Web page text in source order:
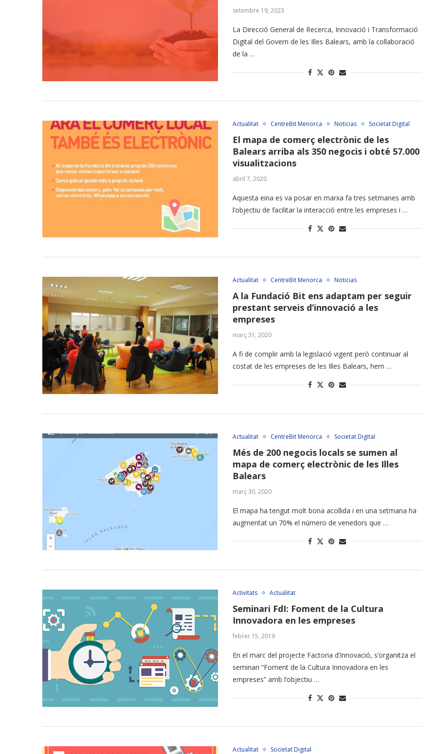
setembre 19, 2023
La Direcció General de Recerca, Innovació i Transformació
Digital del Govern de les Illes Balears, amb la col·laboració
de la …
Actualitat CentreBit Menorca Noticias Societat Digital
El mapa de comerç electrònic de les
Balears arriba als 350 negocis i obté 57.000
visualitzacions
abril 7, 2020
Aquesta eina es va posar en marxa fa tres setmanes amb
l’objectiu de facilitar la interacció entre les empreses i …
Actualitat CentreBit Menorca Noticias
A la Fundació Bit ens adaptam per seguir
prestant serveis d’innovació a les
empreses
març 31, 2020
A fi de complir amb la legislació vigent però continuar al
costat de les empreses de les Illes Balears, hem …
Actualitat CentreBit Menorca Societat Digital
Més de 200 negocis locals se sumen al
mapa de comerç electrònic de les Illes
Balears
març 30, 2020
El mapa ha tengut molt bona acollida i en una setmana ha
augmentat un 70% el número de venedors que …
Activitats Actualitat
Seminari FdI: Foment de la Cultura
Innovadora en les empreses
febrer 15, 2019
En el marc del projecte Factoria d’Innovació, s’organitza el
seminari “Foment de la Cultura Innovadora en les
empreses” amb l’objectiu …
Actualitat Societat Digital